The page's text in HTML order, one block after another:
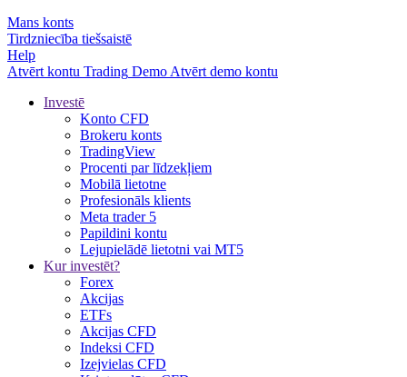
Mans konts
Tirdzniecība tiešsaistē
Help
Atvērt kontu Trading Demo Atvērt demo kontu
Investē
Konto CFD
Brokeru konts
TradingView
Procenti par līdzekļiem
Mobilā lietotne
Profesionāls klients
Meta trader 5
Papildini kontu
Lejupielādē lietotni vai MT5
Kur investēt?
Forex
Akcijas
ETFs
Akcijas CFD
Indeksi CFD
Izejvielas CFD